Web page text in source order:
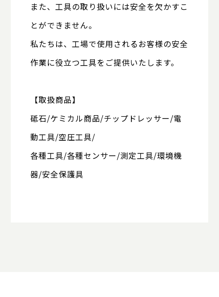
また、工具の取り扱いには安全を欠かすこ
とができません。
私たちは、工場で使用されるお客様の安全
作業に役立つ工具を ご提供いたします。
【取扱商品】
砥石/ケミカル商品/チップドレッサー/電
動工具/空圧工具/
各種工具/各種センサー/測定工具/環境機
器/安全保護具